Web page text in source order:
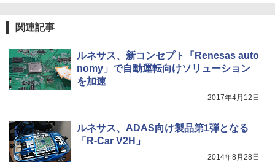
関連記事
ルネサス、新コンセプト「Renesas auto
nomy」で自動運転向けソリューション
を加速
2017年4月12日
ルネサス、ADAS向け製品第1弾となる
「R-Car V2H」
2014年8月28日